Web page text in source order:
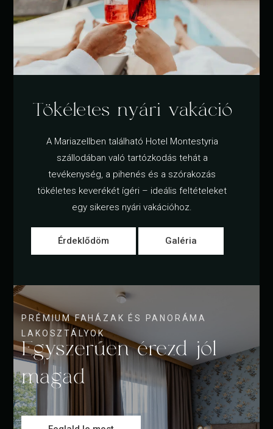
Tökéletes nyári vakáció
A Mariazellben található Hotel Montestyria
szállodában való tartózkodás tehát a
tevékenység, a pihenés és a szórakozás
tökéletes keverékét ígéri – ideális feltételeket
egy sikeres nyári vakációhoz.
Érdeklődöm Galéria
PRÉMIUM FAHÁZAK ÉS PANORÁMA
LAKOSZTÁLYOK
Egyszerűen érezd jól
magad